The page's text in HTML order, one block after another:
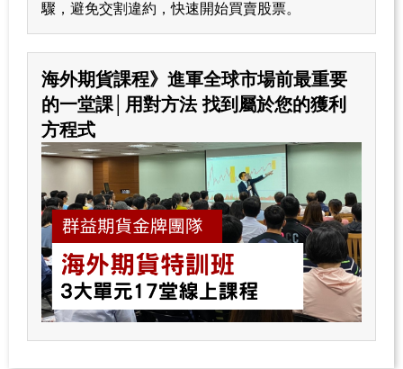
驟，避免交割違約，快速開始買賣股票。
海外期貨課程》進軍全球市場前最重要
的一堂課│用對方法 找到屬於您的獲利
方程式